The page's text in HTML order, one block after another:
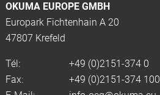
OKUMA EUROPE GMBH
Europark Fichtenhain A 20
47807 Krefeld
Tél:
+49 (0)2151-374 0
Fax:
+49 (0)2151-374 100